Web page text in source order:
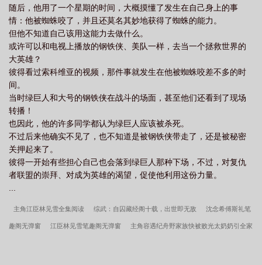
随后，他用了一个星期的时间，大概摸懂了发生在自己身上的事
情：他被蜘蛛咬了，并且还莫名其妙地获得了蜘蛛的能力。
但他不知道自己该用这能力去做什么。
或许可以和电视上播放的钢铁侠、美队一样，去当一个拯救世界的
大英雄？
彼得看过索科维亚的视频，那件事就发生在他被蜘蛛咬差不多的时
间。
当时绿巨人和大号的钢铁侠在战斗的场面，甚至他们还看到了现场
转播！
也因此，他的许多同学都认为绿巨人应该被杀死。
不过后来他确实不见了，也不知道是被钢铁侠带走了，还是被秘密
关押起来了。
彼得一开始有些担心自己也会落到绿巨人那种下场，不过，对复仇
者联盟的崇拜、对成为英雄的渴望，促使他利用这份力量。
主角江臣林见雪全集阅读 综武：自囚藏经阁十载，出世即无敌 沈念希傅斯礼笔
趣阁无弹窗 江臣林见雪笔趣阁无弹窗 主角容遇纪舟野家族快被败光太奶奶引全家